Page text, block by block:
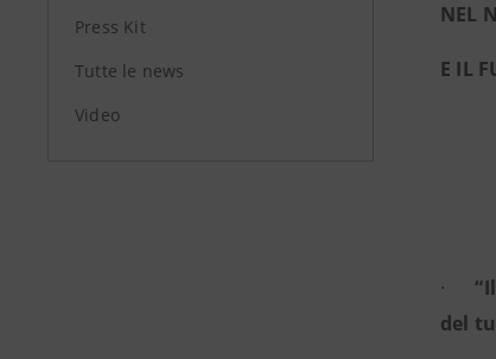
Press Kit
Tutte le news
Video
NEL
E IL
·
del